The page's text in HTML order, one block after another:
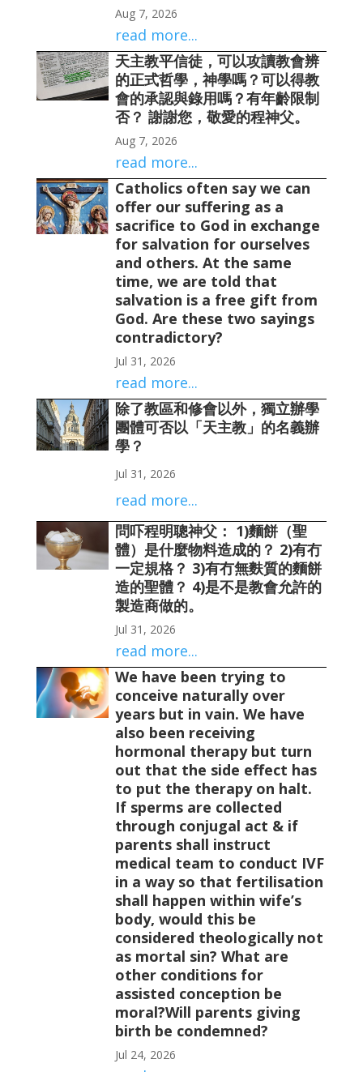
Aug 7, 2026
read more...
天主教平信徒，可以攻讀教會辨
的正式哲學，神學嗎？可以得教
會的承認與錄用嗎？有年齡限制
否？ 謝謝您，敬愛的程神父。
Aug 7, 2026
read more...
Catholics often say we can
offer our suffering as a
sacrifice to God in exchange
for salvation for ourselves
and others. At the same
time, we are told that
salvation is a free gift from
God. Are these two sayings
contradictory?
Jul 31, 2026
read more...
除了教區和修會以外，獨立辦學
團體可否以「天主教」的名義辦
學？
Jul 31, 2026
read more...
問吓程明聰神父： 1)麵餅（聖
體）是什麼物料造成的？ 2)有冇
一定規格？ 3)有冇無麩質的麵餅
造的聖體？ 4)是不是教會允許的
製造商做的。
Jul 31, 2026
read more...
We have been trying to
conceive naturally over
years but in vain. We have
also been receiving
hormonal therapy but turn
out that the side effect has
to put the therapy on halt.
If sperms are collected
through conjugal act & if
parents shall instruct
medical team to conduct IVF
in a way so that fertilisation
shall happen within wife’s
body, would this be
considered theologically not
as mortal sin? What are
other conditions for
assisted conception be
moral?Will parents giving
birth be condemned?
Jul 24, 2026